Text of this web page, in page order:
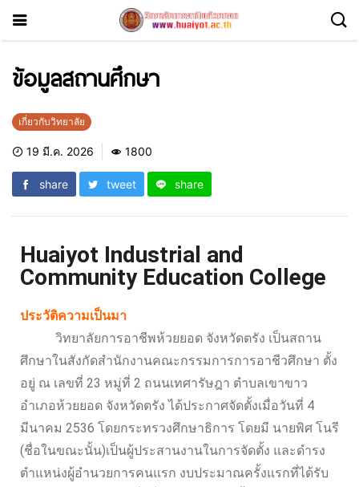
ข้อมูลสถานศึกษา
เกี่ยวกับวิทยาลัย
19 มี.ค. 2026 1800
share tweet share
Huaiyot Industrial and
Community Education College
ประวัติความเป็นมา
วิทยาลัยการอาชีพห้วยยอด จังหวัดตรัง เป็นสถาน
ศึกษาในสังกัดสำนักงานคณะกรรมการการอาชีวศึกษา ตั้ง
อยู่ ณ เลขที่ 23 หมู่ที่ 2 ถนนเทศารัษฎา ตำบลเขาขาว
อำเภอห้วยยอด จังหวัดตรัง ได้ประกาศจัดตั้งเมื่อวันที่ 4
มีนาคม 2536 โดยกระทรวงศึกษาธิการ โดยมี นายพิศ โนรี
(ชื่อในขณะนั้น)เป็นผู้ประสานงานในการจัดตั้ง และดำรง
ตำแหน่งผู้อำนวยการคนแรก งบประมาณครั้งแรกที่ได้รับ